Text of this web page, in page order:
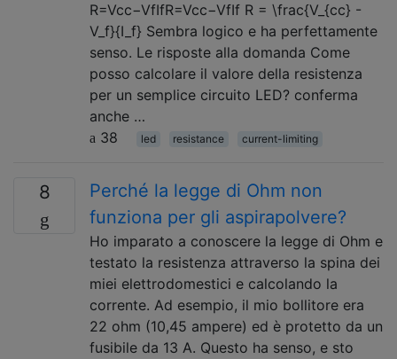
R=Vcc−VfIfR=Vcc−VfIf R = \frac{V_{cc} -
V_f}{I_f} Sembra logico e ha perfettamente
senso. Le risposte alla domanda Come
posso calcolare il valore della resistenza
per un semplice circuito LED? conferma
anche …
38
led resistance current-limiting
8
Perché la legge di Ohm non
funziona per gli aspirapolvere?
Ho imparato a conoscere la legge di Ohm e
testato la resistenza attraverso la spina dei
miei elettrodomestici e calcolando la
corrente. Ad esempio, il mio bollitore era
22 ohm (10,45 ampere) ed è protetto da un
fusibile da 13 A. Questo ha senso, e sto